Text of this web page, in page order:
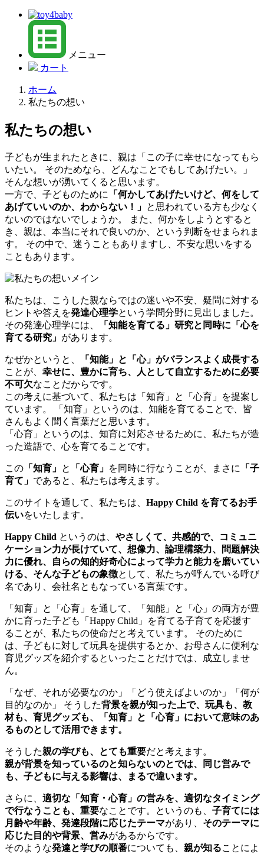
メニュー
カート
ホーム
私たちの想い
私たちの想い
子どもが生まれたときに、親は「この子に幸せになってもら
いたい。 そのためなら、どんなことでもしてあげたい。」
そんな想いが湧いてくると思います。
一方で、子どものために
「何かしてあげたいけど、何をして
あげていいのか、わからない！」 と思われている方も少なく
ないのではないでしょうか。 また、何かをしようとすると
き、親は、本当にそれで良いのか、という判断をせまられま
す。 その中で、迷うこともありますし、不安な思いをする
こともあります。
私たちは、こうした親ならではの迷いや不安、疑問に対する
ヒントや答えを発達心理学という学問分野に見出しました。
その発達心理学には、
「知能を育てる」研究と同時に「心を
育てる研究」 があります。
なぜかというと、
「知能」と「心」がバランスよく成長する
ことが、 幸せに、豊かに育ち、人として自立するために必要
不可欠なことだからです。
この考えに基づいて、私たちは「知育」と「心育」を提案し
ています。 「知育」というのは、知能を育てることで、皆
さんもよく聞く言葉だと思います。
「心育」というのは、知育に対応させるために、私たちが造
った造語で、心を育てることです。
この 「知育」 と 「心育」 を同時に行なうことが、まさに
「子
育て」 であると、私たちは考えます。
このサイトを通して、私たちは、 Happy Child を育てるお手
伝いをいたします。
Happy Child というのは、 やさしくて、共感的で、コミュニ
ケーション力が長けていて、想像力、論理構築力、問題解決
力に優れ、自らの知的好奇心によって学力と能力を磨いてい
ける、そんな子どもの象徴として、私たちが呼んでいる呼び
名であり、会社名ともなっている言葉です。
「知育」と「心育」を通して、「知能」と「心」の両方が豊
かに育った子ども「Happy Child」を育てる子育てを応援す
ることが、私たちの使命だと考えています。 そのために
は、子どもに対して玩具を提供するとか、お母さんに便利な
育児グッズを紹介するといったことだけでは、成立しませ
ん。
「なぜ、それが必要なのか」「どう使えばよいのか」「何が
目的なのか」 そうした背景を親が知った上で、玩具も、教
材も、育児グッズも、「知育」と「心育」において意味のあ
るものとして活用できます。
そうした親の学びも、とても重要だと考えます。
親が背景を知っているのと知らないのとでは、同じ営みで
も、子どもに与える影響は、まるで違います。
さらに、 適切な「知育・心育」の営みを、適切なタイミング
で行なうことも、重要なことです。というのも、 子育てには
月齢や年齢、発達段階に応じたテーマがあり、 そのテーマに
応じた目的や背景、営みがあるからです。
そのような発達と学びの順番についても、 親が知ることによ